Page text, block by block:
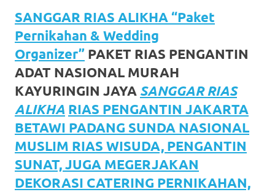
his
comment
here
replica
watches.
favorite
replica
SANGGAR RIAS ALIKHA “Paket
Pernikahan & Wedding
Organizer” PAKET RIAS PENGANTIN
ADAT NASIONAL MURAH
KAYURINGIN JAYA SANGGAR RIAS
ALIKHA RIAS PENGANTIN JAKARTA
BETAWI PADANG SUNDA NASIONAL
MUSLIM RIAS WISUDA, PENGANTIN
SUNAT, JUGA MEGERJAKAN
DEKORASI CATERING PERNIKAHAN,